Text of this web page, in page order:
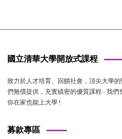
國立清華大學開放式課程
致力於人才培育、回饋社會，頂尖大學的
們無償提供，充實縝密的優質課程 - 我們
你在家也能上大學 !
募款專區